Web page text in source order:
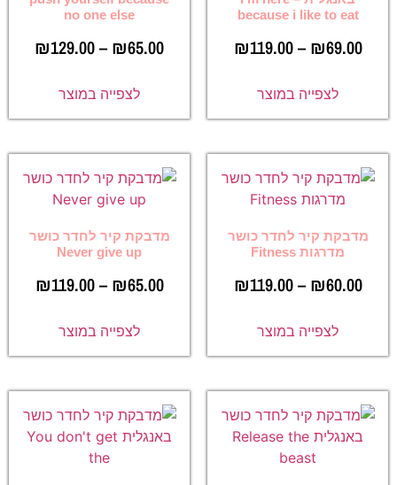
because i like to eat
₪69.00
–
₪119.00
לצפייה במוצר
no one else
₪65.00
–
₪129.00
לצפייה במוצר
מדבקת קיר לחדר כושר
מדרגות Fitness
₪60.00
–
₪119.00
לצפייה במוצר
מדבקת קיר לחדר כושר
Never give up
₪65.00
–
₪119.00
לצפייה במוצר